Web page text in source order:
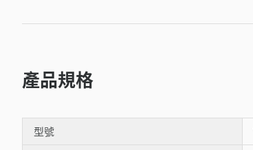
產品規格
型號